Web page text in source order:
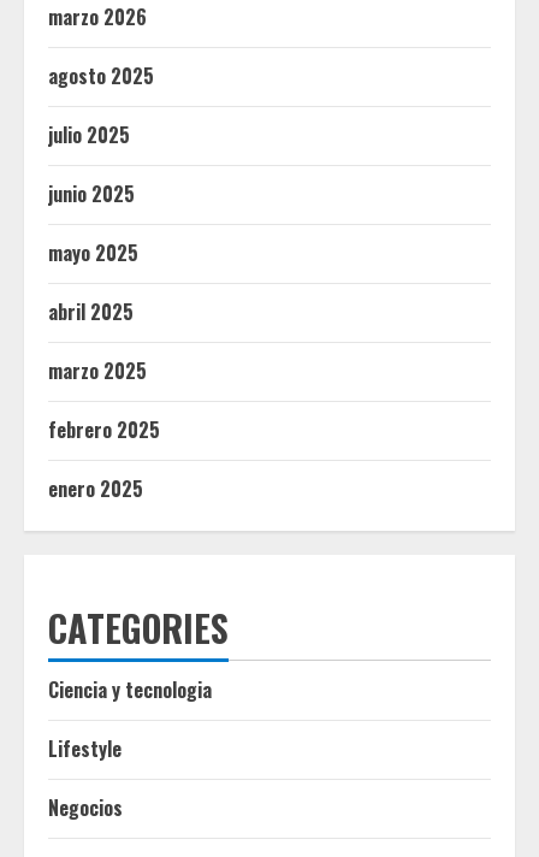
marzo 2026
agosto 2025
julio 2025
junio 2025
mayo 2025
abril 2025
marzo 2025
febrero 2025
enero 2025
CATEGORIES
Ciencia y tecnologia
Lifestyle
Negocios